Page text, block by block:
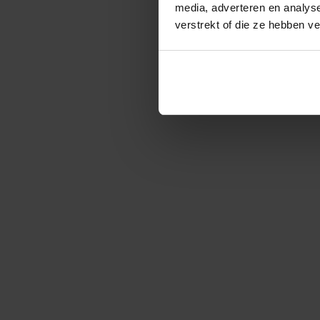
media, adverteren en
verstrekt of die ze hebben